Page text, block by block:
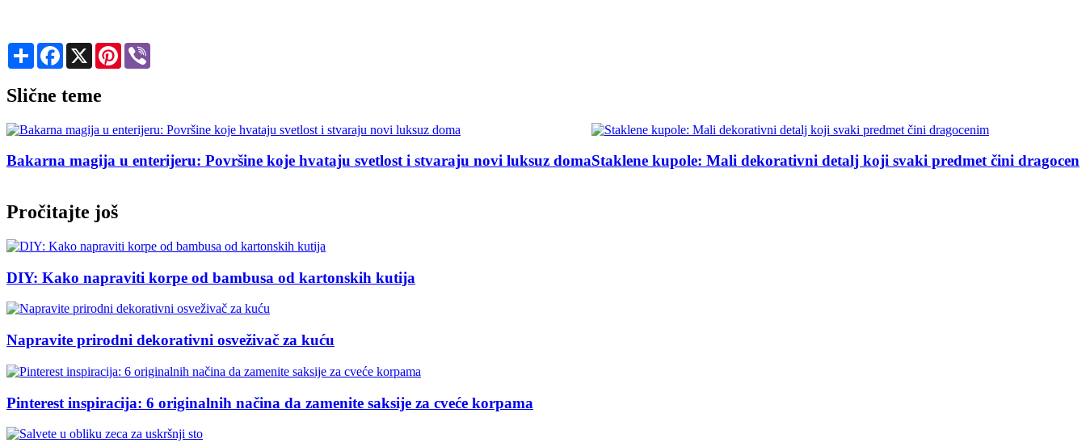
Share Facebook
X Pinterest
Slične teme
Staklene kupole: Mali dekorativni detalj koji svaki predmet čini dragocenim13 komada iz Zara Home koji će ovog leta osvežiti vaš dom i dati mu elegantniji
Pročitajte još
DIY: Kako napraviti korpe od bambusa od kartonskih kutija
Napravite prirodni dekorativni osveživač za kuću
Pinterest inspiracija: 6 originalnih načina da zamenite saksije za cveće korpama